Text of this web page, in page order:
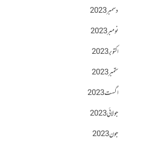
دسمبر 2023
نومبر 2023
اکتوبر 2023
ستمبر 2023
اگست 2023
جولائی 2023
جون 2023